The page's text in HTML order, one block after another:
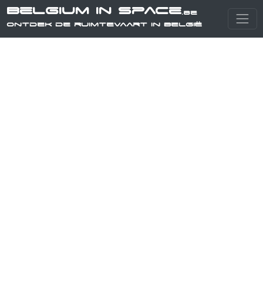
Belgium in Space.be
Ontdek de ruimtevaart in België